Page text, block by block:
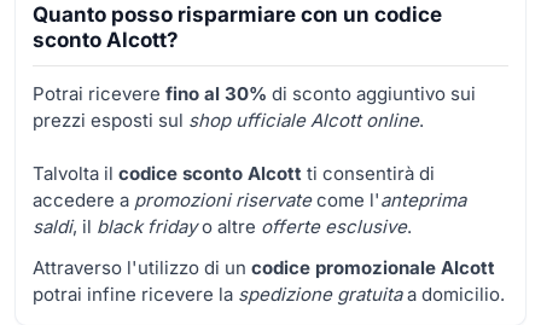
Quanto posso risparmiare con un codice
sconto Alcott?
Potrai ricevere fino al 30% di sconto aggiuntivo sui
prezzi esposti sul shop ufficiale Alcott online.
Talvolta il codice sconto Alcott ti consentirà di
accedere a promozioni riservatecome l'anteprima
saldi, il black fridayo altre offerte esclusive.
Attraverso l'utilizzo di un codice promozionale Alcott
potrai infine ricevere la spedizione gratuitaa domicilio.